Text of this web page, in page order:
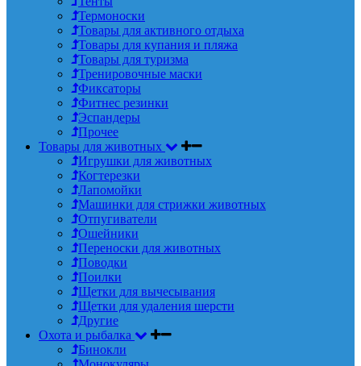
Термоноски
Товары для активного отдыха
Товары для купания и пляжа
Товары для туризма
Тренировочные маски
Фиксаторы
Фитнес резинки
Эспандеры
Прочее
Товары для животных
Игрушки для животных
Когтерезки
Лапомойки
Машинки для стрижки животных
Отпугиватели
Ошейники
Переноски для животных
Поводки
Поилки
Щетки для вычесывания
Щетки для удаления шерсти
Другие
Охота и рыбалка
Бинокли